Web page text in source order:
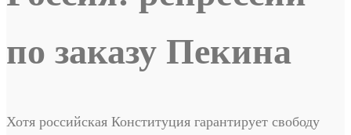
по заказу Пекина
Хотя российская Конституция гарантирует свободу